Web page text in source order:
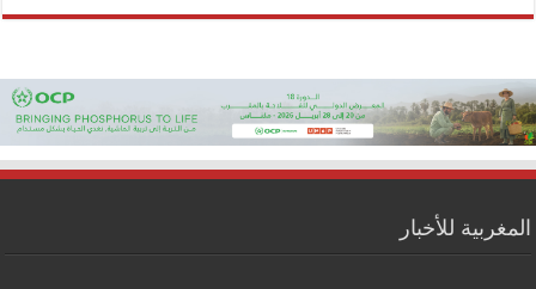
المغربية للأخبار